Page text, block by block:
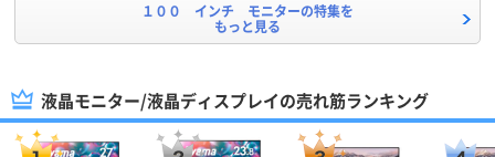
１００ インチ モニターの特集を
もっと見る
液晶モニター/液晶ディスプレイの売れ筋ランキング